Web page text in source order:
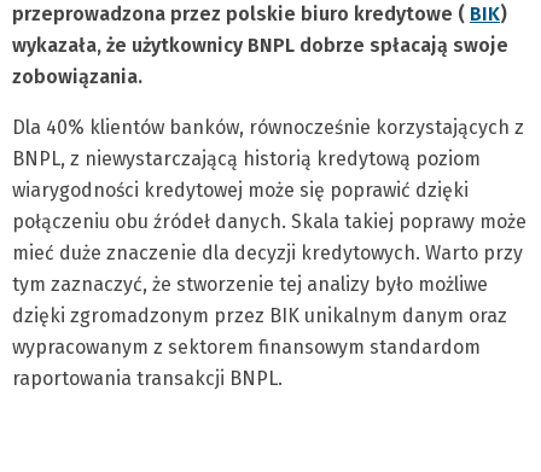
przeprowadzona przez polskie biuro kredytowe ( BIK)
wykazała, że użytkownicy BNPL dobrze spłacają swoje
zobowiązania.
Dla 40% klientów banków, równocześnie korzystających z
BNPL, z niewystarczającą historią kredytową poziom
wiarygodności kredytowej może się poprawić dzięki
połączeniu obu źródeł danych. Skala takiej poprawy może
mieć duże znaczenie dla decyzji kredytowych. Warto przy
tym zaznaczyć, że stworzenie tej analizy było możliwe
dzięki zgromadzonym przez BIK unikalnym danym oraz
wypracowanym z sektorem finansowym standardom
raportowania transakcji BNPL.